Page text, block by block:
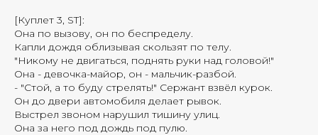
[Куплет 3, ST]:
Она по вызову, он по беспределу.
Капли дождя облизывая скользят по телу.
"Никому не двигаться, поднять руки над головой!"
Она - девочка-майор, он - мальчик-разбой.
- "Стой, а то буду стрелять!" Сержант взвёл курок.
Он до двери автомобиля делает рывок.
Выстрел звоном нарушил тишину улиц.
Она за него под дождь под пулю.